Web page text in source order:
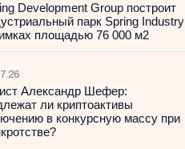
Development Group построит
парк Spring Industry
площадью 76 000 м2
Александр Шефер:
ли криптоактивы
в конкурсную массу при